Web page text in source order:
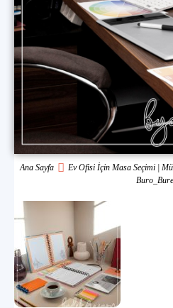
Ana Sayfa
Ev Ofisi İçin Masa Seçimi |